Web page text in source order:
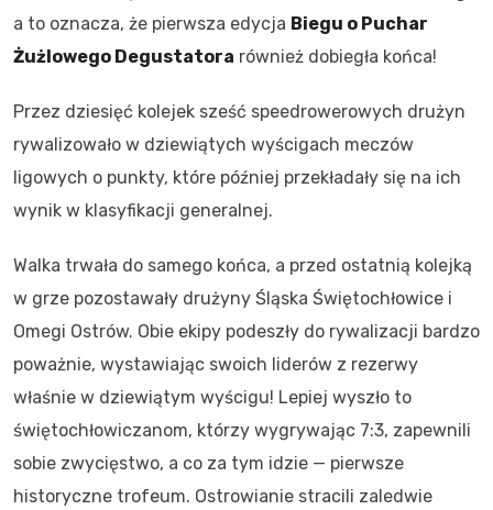
a to oznacza, że pierwsza edycja Biegu o Puchar
Żużlowego Degustatora również dobiegła końca!
Przez dziesięć kolejek sześć speedrowerowych drużyn
rywalizowało w dziewiątych wyścigach meczów
ligowych o punkty, które później przekładały się na ich
wynik w klasyfikacji generalnej.
Walka trwała do samego końca, a przed ostatnią kolejką
w grze pozostawały drużyny Śląska Świętochłowice i
Omegi Ostrów. Obie ekipy podeszły do rywalizacji bardzo
poważnie, wystawiając swoich liderów z rezerwy
właśnie w dziewiątym wyścigu! Lepiej wyszło to
świętochłowiczanom, którzy wygrywając 7:3, zapewnili
sobie zwycięstwo, a co za tym idzie — pierwsze
historyczne trofeum. Ostrowianie stracili zaledwie